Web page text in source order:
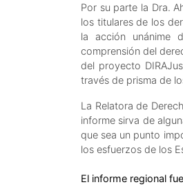
Por su parte la Dra.
los titulares de los
la acción unánime
comprensión del
del proyecto
través de prisma de
La Relatora de
informe sirva de
que sea un punto
los esfuerzos de los
El informe regional